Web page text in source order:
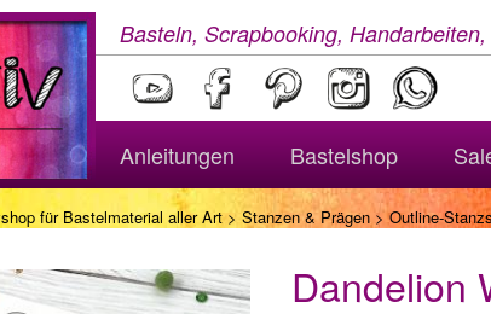
Basteln, Scrapbooking,
Anleitungen Bastelshop
für Bastelmaterial aller Art> Stanzen & Prägen >Outline-
Dandelion